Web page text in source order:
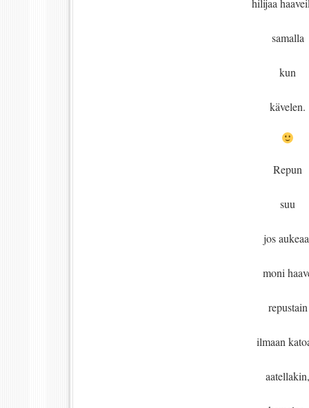
hilijaa
samalla
kun
kävelen.
Repun
suu
jos
moni
repustain
ilmaan
aatellakin,